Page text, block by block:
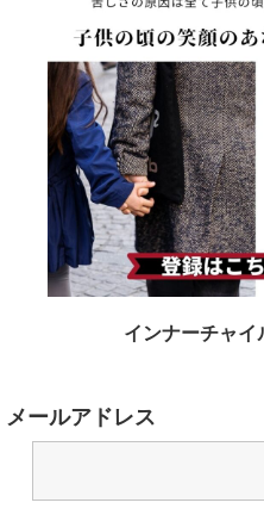
インナーチャイ
メールアドレス